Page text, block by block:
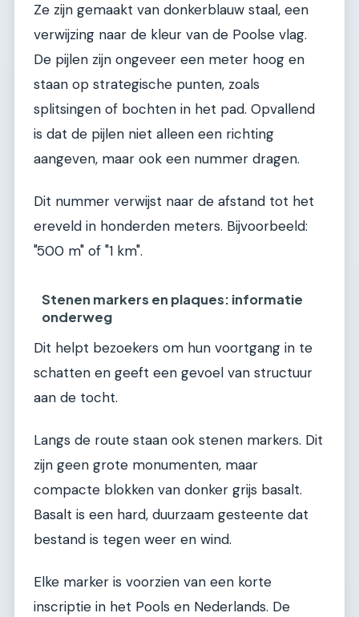
Ze zijn gemaakt van donkerblauw staal, een
verwijzing naar de kleur van de Poolse vlag.
De pijlen zijn ongeveer een meter hoog en
staan op strategische punten, zoals
splitsingen of bochten in het pad. Opvallend
is dat de pijlen niet alleen een richting
aangeven, maar ook een nummer dragen.
Dit nummer verwijst naar de afstand tot het
ereveld in honderden meters. Bijvoorbeeld:
"500 m" of "1 km".
Stenen markers en plaques: informatie
onderweg
Dit helpt bezoekers om hun voortgang in te
schatten en geeft een gevoel van structuur
aan de tocht.
Langs de route staan ook stenen markers. Dit
zijn geen grote monumenten, maar
compacte blokken van donker grijs basalt.
Basalt is een hard, duurzaam gesteente dat
bestand is tegen weer en wind.
Elke marker is voorzien van een korte
inscriptie in het Pools en Nederlands. De